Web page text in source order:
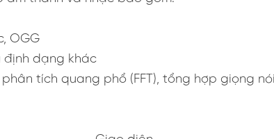
OGG
định dạng khác
tích quang phổ (FFT), tổng hợp giọng